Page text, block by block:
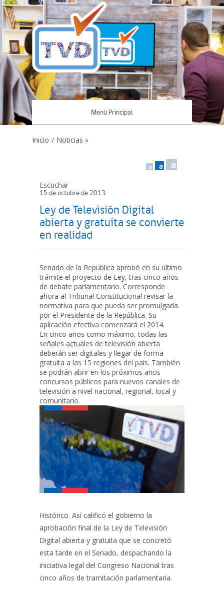
Menú Principal
Inicio / Noticias »
a a a
Escuchar
15 de octubre de 2013
Ley de Televisión Digital
abierta y gratuita se convierte
en realidad
Senado de la República aprobó en su último
trámite el proyecto de Ley, tras cinco años
de debate parlamentario. Corresponde
ahora al Tribunal Constitucional revisar la
normativa para que pueda ser promulgada
por el Presidente de la República. Su
aplicación efectiva comenzará el 2014.
En cinco años como máximo, todas las
señales actuales de televisión abierta
deberán ser digitales y llegar de forma
gratuita a las 15 regiones del país. También
se podrán abrir en los próximos años
concursos públicos para nuevos canales de
televisión a nivel nacional, regional, local y
comunitario.
Histórico. Así calificó el gobierno la
aprobación final de la Ley de Televisión
Digital abierta y gratuita que se concretó
esta tarde en el Senado, despachando la
iniciativa legal del Congreso Nacional tras
cinco años de tramitación parlamentaria.